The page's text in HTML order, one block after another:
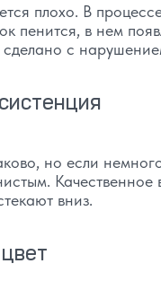
плохо. В
пенится, в нем
сделано с
но если
Качественное
вниз.